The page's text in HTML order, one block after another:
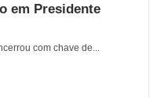
em Presidente
com chave de...